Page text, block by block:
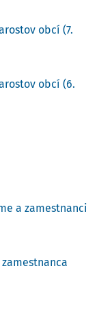
obcí (7.
obcí (6.
a zamestnanci